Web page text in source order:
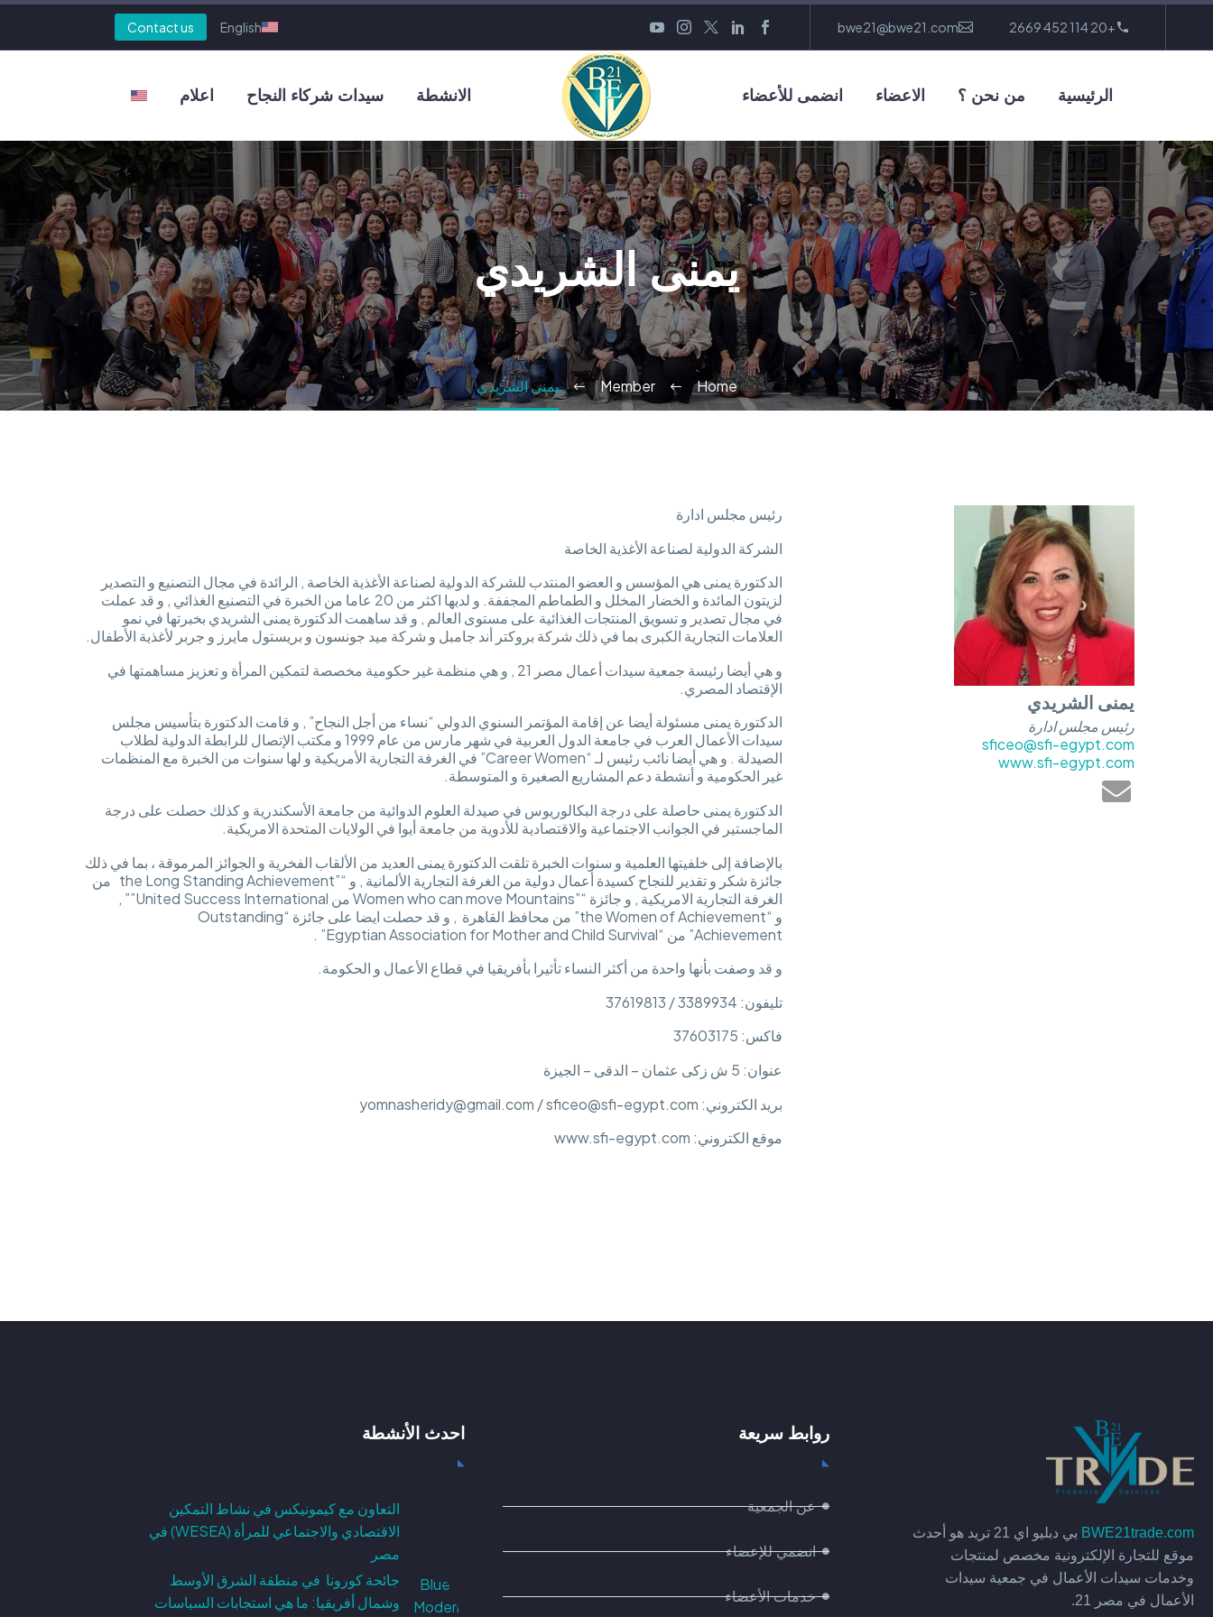
+20 114 452 2669
bwe21@bwe21.com
English
Contact us
الرئيسية من نحن ؟ الاعضاء انضمى للأعضاء الانشطة سيدات شركاء النجاح اعلام
يمنى الشريدي
Home
Member يمنى الشريدي
يمنى الشريدي
رئيس مجلس ادارة
sficeo@sfi-egypt.com
www.sfi-egypt.com
رئيس مجلس ادارة
الشركة الدولية لصناعة الأغذية الخاصة
الدكتورة يمنى هي المؤسس و العضو المنتدب للشركة الدولية لصناعة الأغذية الخاصة , الرائدة في مجال التصنيع و التصدير
لزيتون المائدة و الخضار المخلل و الطماطم المجففة. و لديها اكثر من 20 عاما من الخبرة في التصنيع الغذائي , و قد عملت
في مجال تصدير و تسويق المنتجات الغذائية على مستوى العالم , و قد ساهمت الدكتورة يمنى الشريدي بخبرتها في نمو
العلامات التجارية الكبرى بما في ذلك شركة بروكتر أند جامبل و شركة ميد جونسون و بريستول مايرز و جربر لأغذية الأطفال.
و هي أيضا رئيسة جمعية سيدات أعمال مصر 21 , و هي منظمة غير حكومية مخصصة لتمكين المرأة و تعزيز مساهمتها في
الإقتصاد المصري.
الدكتورة يمنى مسئولة أيضا عن إقامة المؤتمر السنوي الدولي “نساء من أجل النجاح” , و قامت الدكتورة بتأسيس مجلس
سيدات الأعمال العرب في جامعة الدول العربية في شهر مارس من عام 1999 و مكتب الإتصال للرابطة الدولية لطلاب
الصيدلة . و هي أيضا نائب رئيس لـ “Career Women” في الغرفة التجارية الأمريكية و لها سنوات من الخبرة مع المنظمات
غير الحكومية و أنشطة دعم المشاريع الصغيرة و المتوسطة.
الدكتورة يمنى حاصلة على درجة البكالوريوس في صيدلة العلوم الدوائية من جامعة الأسكندرية و كذلك حصلت على درجة
الماجستير في الجوانب الاجتماعية والاقتصادية للأدوية من جامعة أيوا في الولايات المتحدة الامريكية.
بالإضافة إلى خلفيتها العلمية و سنوات الخبرة تلقت الدكتورة يمنى العديد من الألقاب الفخرية و الجوائز المرموقة ، بما في ذلك
جائزة شكر و تقدير للنجاح كسيدة أعمال دولية من الغرفة التجارية الألمانية , و “”the Long Standing Achievement من
الغرفة التجارية الامريكية , و جائزة “”Women who can move Mountains من United Success International”” ,
و “the Women of Achievement” من محافظ القاهرة , و قد حصلت ايضا على جائزة “Outstanding
Achievement” من “Egyptian Association for Mother and Child Survival” .
و قد وصفت بأنها واحدة من أكثر النساء تأثيرا بأفريقيا في قطاع الأعمال و الحكومة.
تليفون: 3389934 / 37619813
فاكس: 37603175
عنوان: 5 ش زكى عثمان – الدقى – الجيزة
بريد الكتروني: yomnasheridy@gmail.com / sficeo@sfi-egypt.com
موقع الكتروني: www.sfi-egypt.com
BWE21trade.com
بي دبليو اي 21 تريد هو أحدث
موقع للتجارة الإلكترونية مخصص لمنتجات
وخدمات سيدات الأعمال في جمعية سيدات
الأعمال في مصر 21.
روابط سريعة
عن الجمعية
انضمي للإعضاء
خدمات الأعضاء
احدث الأنشطة
التعاون مع كيمونيكس في نشاط التمكين
الاقتصادي والاجتماعي للمرأة (WESEA) في
مصر
جائحة كورونا في منطقة الشرق الأوسط
وشمال أفريقيا: ما هي استجابات السياسات